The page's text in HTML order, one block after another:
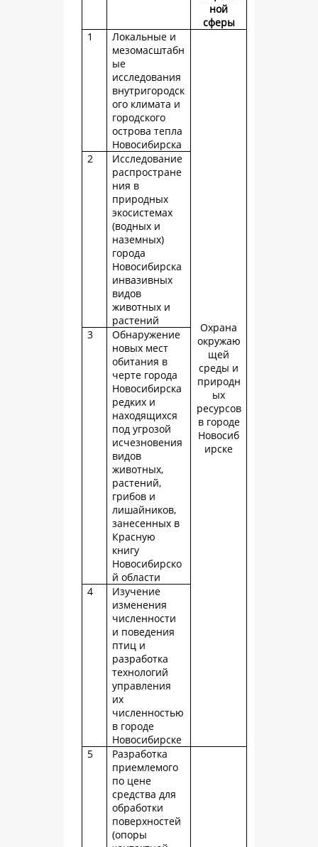
ной
сферы
1
Локальные и
мезомасштабн
ые
исследования
внутригородск
ого климата и
городского
острова тепла
Новосибирска
Охрана
окружаю
щей
среды и
природн
ых
ресурсов
в городе
Новосиб
ирске
2
Исследование
распростране
ния в
природных
экосистемах
(водных и
наземных)
города
Новосибирска
инвазивных
видов
животных и
растений
3
Обнаружение
новых мест
обитания в
черте города
Новосибирска
редких и
находящихся
под угрозой
исчезновения
видов
животных,
растений,
грибов и
лишайников,
занесенных в
Красную
книгу
Новосибирско
й области
4
Изучение
изменения
численности
и поведения
птиц и
разработка
технологий
управления
их
численностью
в городе
Новосибирске
5
Разработка
приемлемого
по цене
средства для
обработки
поверхностей
(опоры